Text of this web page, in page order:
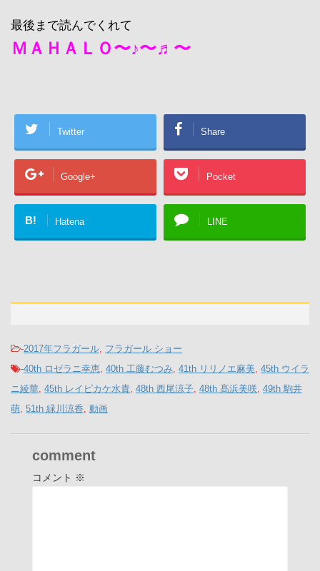
最後まで読んでくれて
ＭＡＨＡＬＯ〜♪〜♬〜
Twitter Share
Google+ Pocket
B! Hatena LINE
-2017年フラガール, フラガール ショー
-40th ロゼラニ幸恵, 40th 工藤むつみ, 41th リリノエ麻美, 45th ウイラ
ニ綾華, 45th レイピカケ水貴, 48th 西尾涼子, 48th 髙浜美咲, 49th 駒井
萌, 51th 緑川涼香, 動画
comment
コメント ※